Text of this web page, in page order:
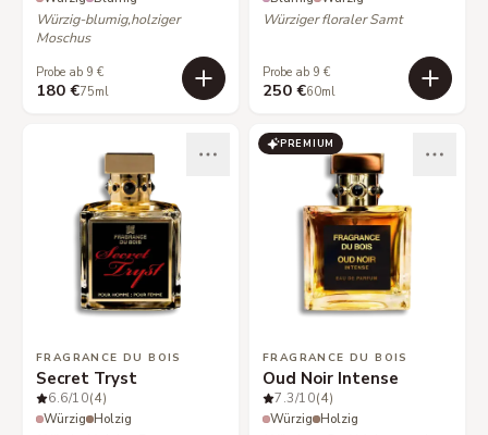
Würzig-blumig,holziger
Moschus
Probe ab 9 €
180 €75ml
Würziger floraler Samt
Probe ab 9 €
250 €60ml
FRAGRANCE DU BOIS
Secret Tryst
6.6/10(4)
Würzig Holzig
PREMIUM
FRAGRANCE DU BOIS
Oud Noir Intense
7.3/10(4)
Würzig Holzig